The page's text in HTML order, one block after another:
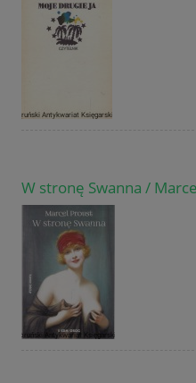
W stronę Swanna /